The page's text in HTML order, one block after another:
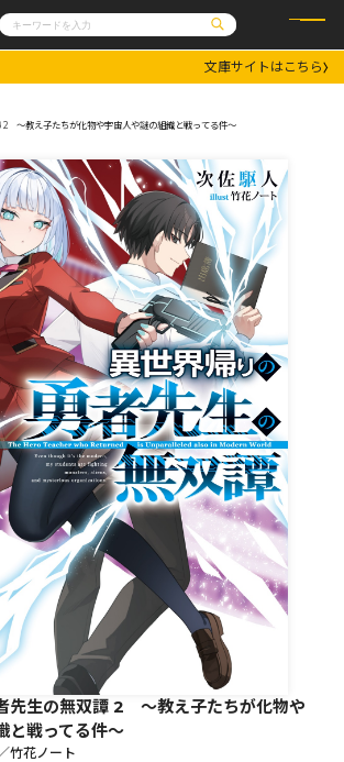
ノベルス
ノベルスf
イ
ター
OVERLAP STORE
オーバーラップ広報室
ホールディングス
お問い合わせはこちら
オーバーラップ文庫
オーバーラップノベルス
オーバーラップノベルスf
ロサージュノベルス
コミックガルド
コミッククリエ
文庫サイトはこちら
2 ～教え子たちが化物や宇宙人や謎の組織と戦ってる件～
先生の無双譚 2 ～教え子たちが化物や
と戦ってる件～
竹花ノート